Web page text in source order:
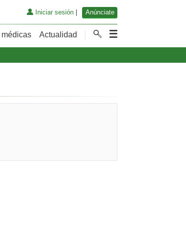
Iniciar sesión| Anúnciate
médicas Actualidad